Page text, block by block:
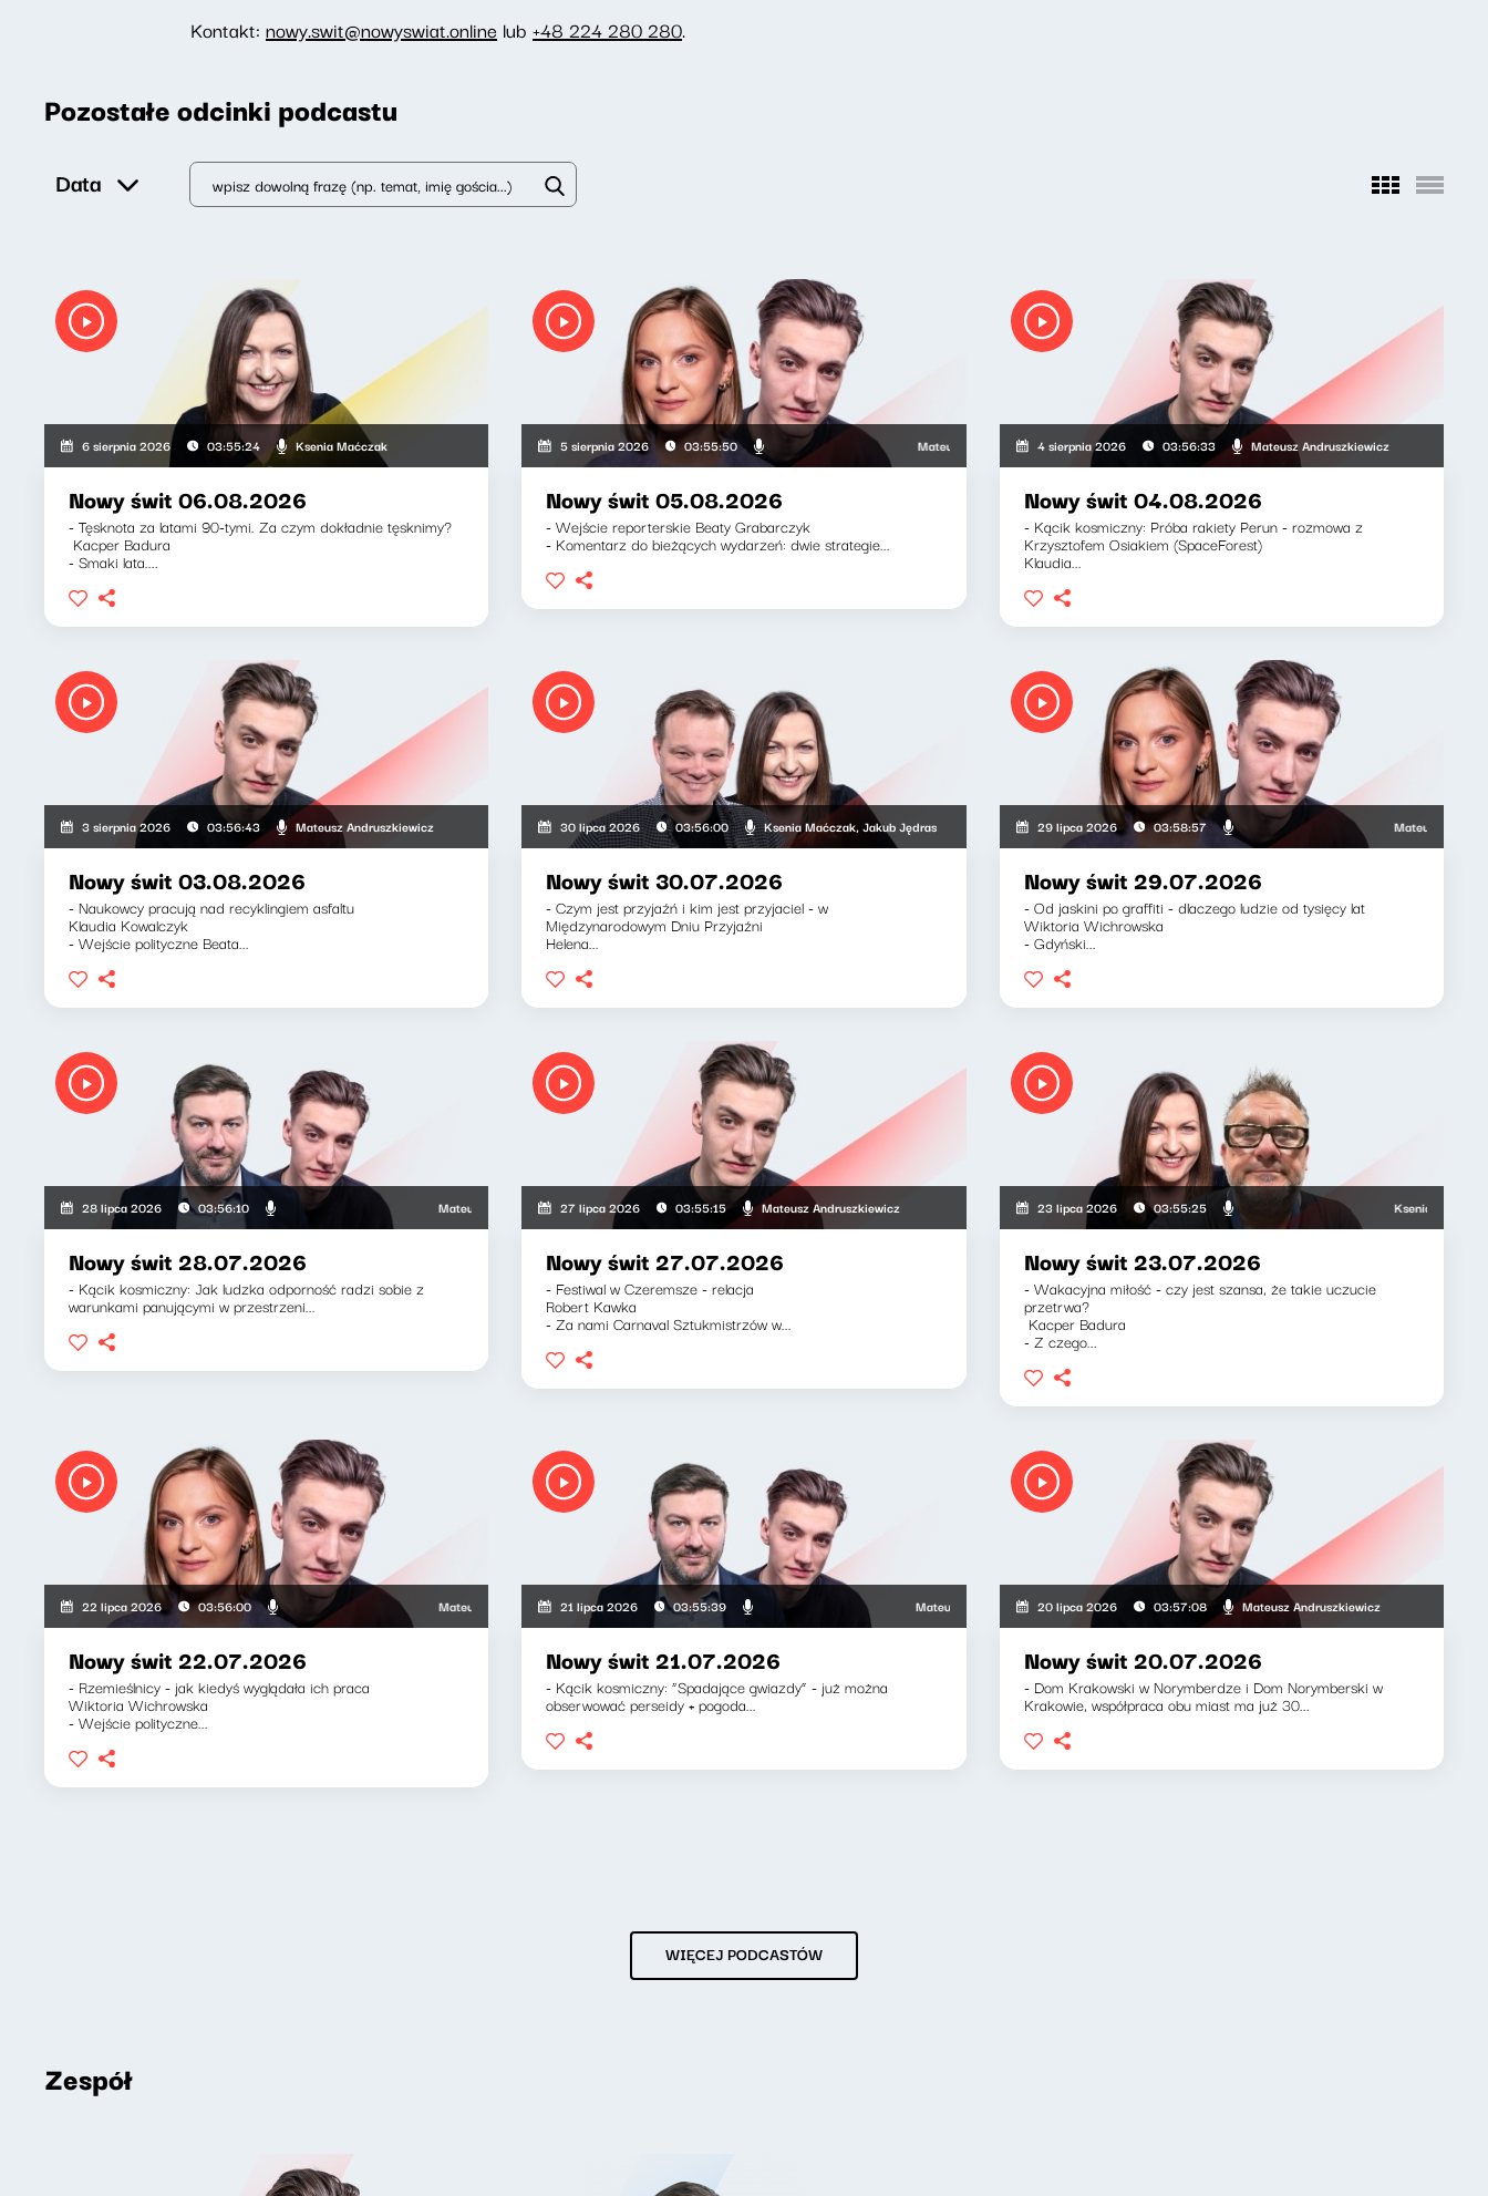
Kontakt: nowy.swit@nowyswiat.online lub +48 224 280 280.
Pozostałe odcinki podcastu
Data
6 sierpnia 2026 03:55:24 Ksenia Maćczak
Nowy świt 06.08.2026
- Tęsknota za latami 90-tymi. Za czym dokładnie tęsknimy?
Kacper Badura
- Smaki lata....
5 sierpnia 2026 03:55:50 Mateusz Andruszkiewicz, Zuzanna Iłenda
Nowy świt 05.08.2026
- Wejście reporterskie Beaty Grabarczyk
- Komentarz do bieżących wydarzeń: dwie strategie...
4 sierpnia 2026 03:56:33 Mateusz Andruszkiewicz
Nowy świt 04.08.2026
- Kącik kosmiczny: Próba rakiety Perun - rozmowa z
Krzysztofem Osiakiem (SpaceForest)
Klaudia...
3 sierpnia 2026 03:56:43 Mateusz Andruszkiewicz
Nowy świt 03.08.2026
- Naukowcy pracują nad recyklingiem asfaltu
Klaudia Kowalczyk
- Wejście polityczne Beata...
30 lipca 2026 03:56:00 Ksenia Maćczak, Jakub Jędras
Nowy świt 30.07.2026
- Czym jest przyjaźń i kim jest przyjaciel - w
Międzynarodowym Dniu Przyjaźni
Helena...
29 lipca 2026 03:58:57 Mateusz
Nowy świt 29.07.2026
- Od jaskini po graffiti - dlaczego ludzie od tysięcy lat
Wiktoria Wichrowska
- Gdyński...
28 lipca 2026 03:56:10 Mateusz Andruszkiewicz, Klaudiusz Slezak
Nowy świt 28.07.2026
- Kącik kosmiczny: Jak ludzka odporność radzi sobie z
warunkami panującymi w przestrzeni...
27 lipca 2026 03:55:15 Mateusz Andruszkiewicz
Nowy świt 27.07.2026
- Festiwal w Czeremsze - relacja
Robert Kawka
- Za nami Carnaval Sztukmistrzów w...
23 lipca 2026 03:55:25 Ksenia Maćczak,
Nowy świt 23.07.2026
- Wakacyjna miłość - czy jest szansa, że takie uczucie
przetrwa?
Kacper Badura
- Z czego...
22 lipca 2026 03:56:00 Mateusz Andruszkiewicz, Zuzanna Iłenda
Nowy świt 22.07.2026
- Rzemieślnicy - jak kiedyś wyglądała ich praca
Wiktoria Wichrowska
- Wejście polityczne...
21 lipca 2026 03:55:39 Mateusz Andruszkiewicz, Klaudiusz Slezak
Nowy świt 21.07.2026
- Kącik kosmiczny: “Spadające gwiazdy” - już można
obserwować perseidy + pogoda...
20 lipca 2026 03:57:08 Mateusz Andruszkiewicz
Nowy świt 20.07.2026
- Dom Krakowski w Norymberdze i Dom Norymberski w
Krakowie, współpraca obu miast ma już 30...
WIĘCEJ PODCASTÓW
Zespół